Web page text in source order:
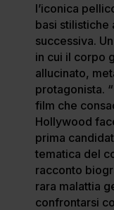
l’iconica
basi stilistiche
successiva.
in cui il corpo
allucinato,
protagonista.
film che
Hollywood
prima
tematica del
racconto
rara malattia
confrontarsi